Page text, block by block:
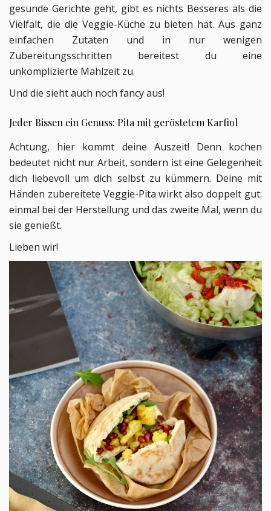
gesunde Gerichte geht, gibt es nichts Besseres als die
Vielfalt, die die Veggie-Küche zu bieten hat. Aus ganz
einfachen Zutaten und in nur wenigen
Zubereitungsschritten bereitest du eine
unkomplizierte Mahlzeit zu.
Und die sieht auch noch fancy aus!
Jeder Bissen ein Genuss: Pita mit geröstetem Karfiol
Achtung, hier kommt deine Auszeit! Denn kochen
bedeutet nicht nur Arbeit, sondern ist eine Gelegenheit
dich liebevoll um dich selbst zu kümmern. Deine mit
Händen zubereitete Veggie-Pita wirkt also doppelt gut:
einmal bei der Herstellung und das zweite Mal, wenn du
sie genießt.
Lieben wir!